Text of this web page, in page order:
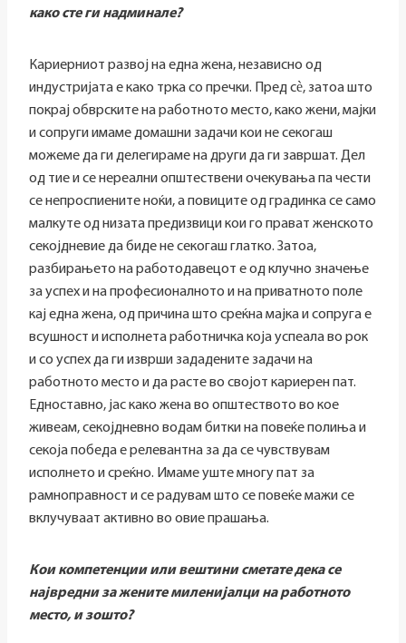
како сте ги надминале?
Кариерниот развој на една жена, независно од
индустријата е како трка со пречки. Пред сѐ, затоа што
покрај обврските на работното место, како жени, мајки
и сопруги имаме домашни задачи кои не секогаш
можеме да ги делегираме на други да ги завршат. Дел
од тие и се нереални општествени очекувања па чести
се непроспиените ноќи, а повиците од градинка се само
малкуте од низата предизвици кои го прават женското
секојдневие да биде не секогаш глатко. Затоа,
разбирањето на работодавецот е од клучно значење
за успех и на професионалното и на приватното поле
кај една жена, од причина што среќна мајка и сопруга е
всушност и исполнета работничка која успеала во рок
и со успех да ги изврши зададените задачи на
работното место и да расте во својот кариерен пат.
Едноставно, јас како жена во општеството во кое
живеам, секојдневно водам битки на повеќе полиња и
секоја победа е релевантна за да се чувствувам
исполнето и среќно. Имаме уште многу пат за
рамноправност и се радувам што се повеќе мажи се
вклучуваат активно во овие прашања.
Кои компетенции или вештини сметате дека се
највредни за жените миленијалци на работното
место, и зошто?